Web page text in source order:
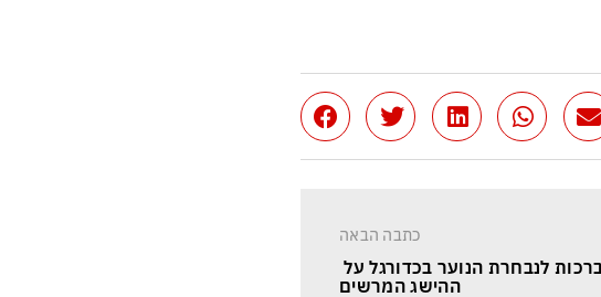
כתבה הבאה
לנבחרת הנוער בכדורגל על
ההישג המרשים